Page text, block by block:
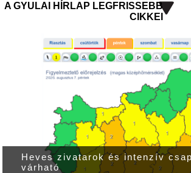
A GYULAI HÍRLAP LEGFRISSEBB
CIKKEI
Heves zivatarok és intenzív
várható